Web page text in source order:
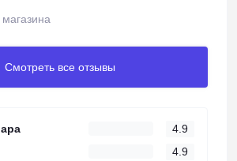
Смотреть все отзывы
4.9
4.9